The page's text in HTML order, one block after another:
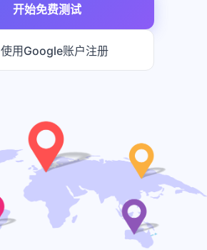
开始免费测试
使用Google账户注册